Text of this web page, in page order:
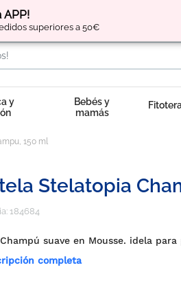
APP!
superiores a 50€
y obtén
y
Bebés y
mamás
150 ml
Stelatopia
184684
suave en Mousse. idela
completa